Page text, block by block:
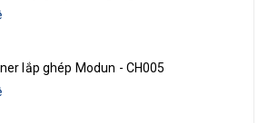
lắp ghép Modun - CH005